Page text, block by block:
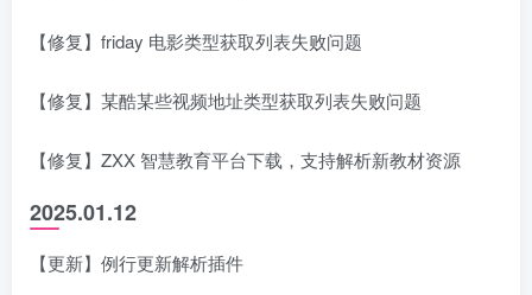
【修复】friday 电影类型获取列表失败问题
【修复】某酷某些视频地址类型获取列表失败问题
【修复】ZXX 智慧教育平台下载，支持解析新教材资源
2025.01.12
【更新】例行更新解析插件